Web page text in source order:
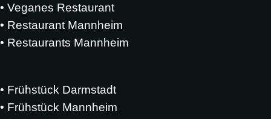
• Veganes Restaurant
• Restaurant Mannheim
• Restaurants Mannheim
• Frühstück Darmstadt
• Frühstück Mannheim